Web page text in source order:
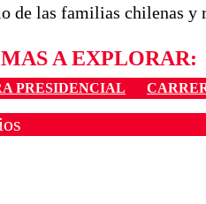
de las familias chilenas y
A EXPLORAR:
PRESIDENCIAL